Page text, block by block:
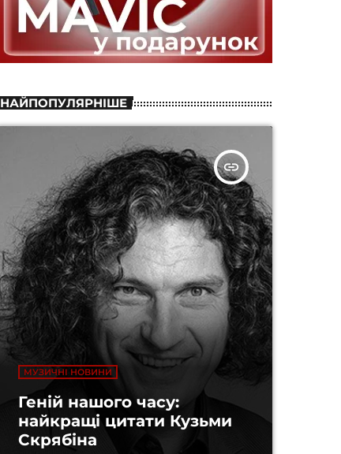
НАЙПОПУЛЯРНІШЕ
insert_link
МУЗИЧНІ НОВИНИ
Геній нашого часу:
найкращі цитати Кузьми
Скрябіна